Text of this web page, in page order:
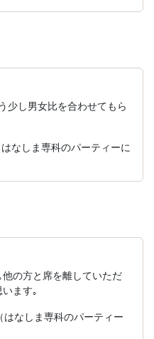
少し男女比を合わせてもら
なしま専科のパーティーに
の方と席を離していただ
ます｡
なしま専科のパーティー